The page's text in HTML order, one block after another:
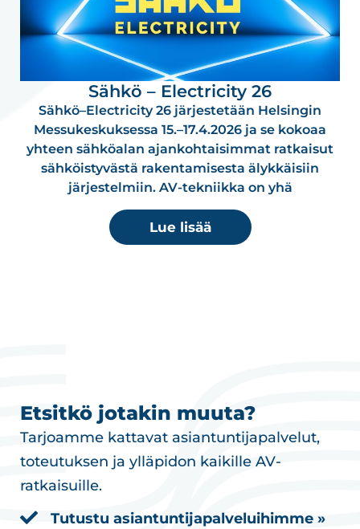
Sähkö – Electricity 26
Sähkö–Electricity 26 järjestetään Helsingin
Messu­kes­kuksessa 15.–17.4.2026 ja se kokoaa
yhteen sähköalan ajankohtaisimmat ratkaisut
sähköistyvästä raken­ta­misesta älykkäisiin
järjestelmiin. AV-tekniikka on yhä
Lue lisää
Etsitkö jotakin muuta?
Tarjoamme kattavat asiantuntijapalvelut,
toteutuksen ja ylläpidon kaikille AV-
ratkaisuille.
Tutustu asiantuntijapalveluihimme »